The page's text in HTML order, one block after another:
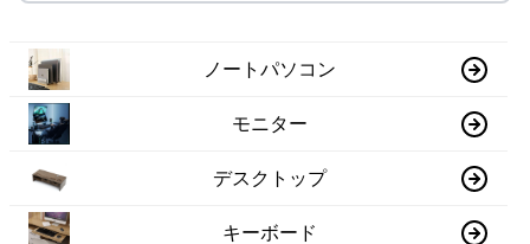
ノートパソコン
モニター
デスクトップ
キーボード